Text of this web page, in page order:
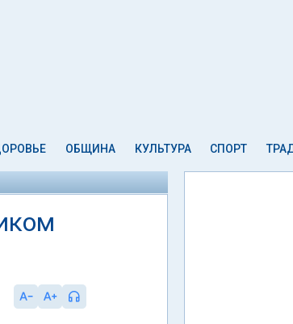
ОБЩИНА КУЛЬТУРА СПОРТ